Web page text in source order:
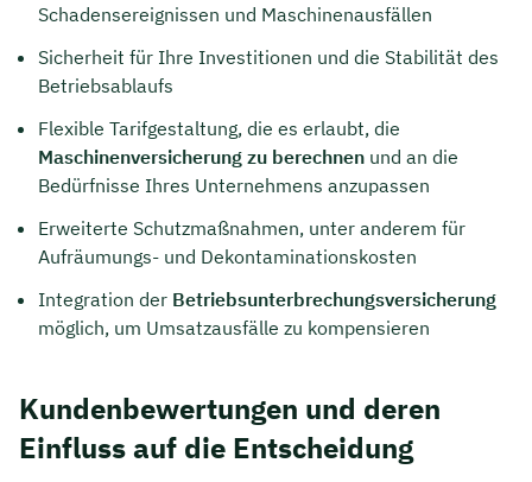
Schadensereignissen und Maschinenausfällen
Sicherheit für Ihre Investitionen und die Stabilität des
Betriebsablaufs
Flexible Tarifgestaltung, die es erlaubt, die
Maschinenversicherung zu berechnen und an die
Bedürfnisse Ihres Unternehmens anzupassen
Erweiterte Schutzmaßnahmen, unter anderem für
Aufräumungs- und Dekontaminationskosten
Integration der Betriebsunterbrechungsversicherung
möglich, um Umsatzausfälle zu kompensieren
Kundenbewertungen und deren
Einfluss auf die Entscheidung